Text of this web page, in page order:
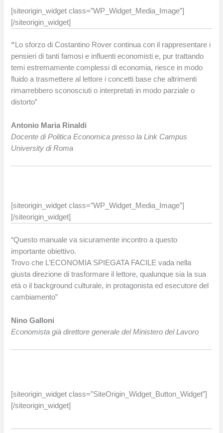
[siteorigin_widget class=”WP_Widget_Media_Image”]
[/siteorigin_widget]
“Lo sforzo di Costantino Rover continua con il rappresentare i
pensieri di tanti famosi e influenti economisti e, pur trattando
temi estremamente complessi di economia, riesce in modo
fluido a trasmettere al lettore i concetti base che altrimenti
rimarrebbero sconosciuti o interpretati in modo parziale o
distorto”
Antonio Maria Rinaldi
Docente di Politica Economica presso la Link Campus
University di Roma
[siteorigin_widget class=”WP_Widget_Media_Image”]
[/siteorigin_widget]
“Questo manuale va sicuramente incontro a questo
importante obiettivo.
Trovo che L’ECONOMIA SPIEGATA FACILE vada nella
giusta direzione di trasformare il lettore, qualunque sia la sua
età o il background culturale, in protagonista ed esecutore del
cambiamento”
Nino Galloni
Economista già direttore generale del Ministero del Lavoro
[siteorigin_widget class=”SiteOrigin_Widget_Button_Widget”]
[/siteorigin_widget]